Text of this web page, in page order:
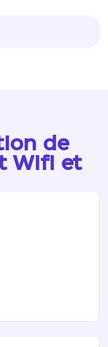
de
Wifi et